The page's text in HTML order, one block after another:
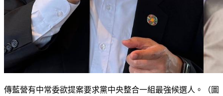
傳藍營有中常委欲提案要求黨中央整合一組最強候選人。（圖